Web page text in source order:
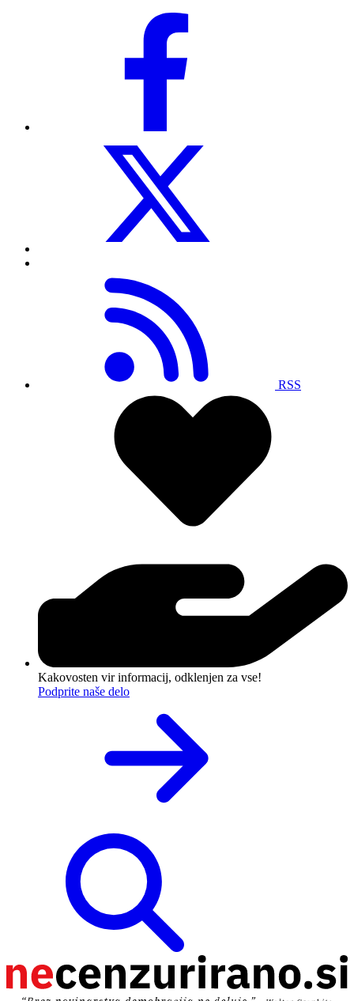
RSS
Kakovosten vir informacij, odklenjen za vse!
Podprite naše delo